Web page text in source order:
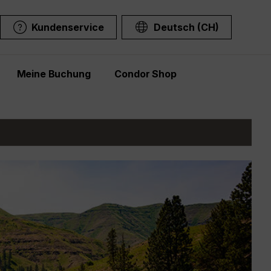
Kundenservice Deutsch (CH)
Meine Buchung Condor Shop